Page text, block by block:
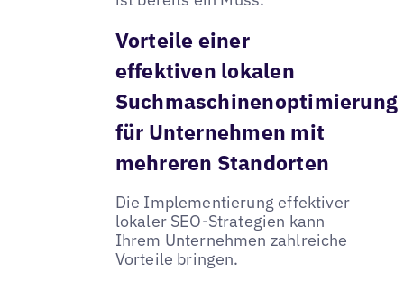
Vorteile einer
effektiven lokalen
Suchmaschinenoptimierung
für Unternehmen mit
mehreren Standorten
Die Implementierung effektiver
lokaler SEO-Strategien kann
Ihrem Unternehmen zahlreiche
Vorteile bringen.